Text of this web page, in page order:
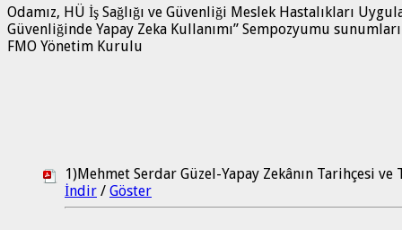
Odamız, HÜ İş Sağlığı ve Güvenliği Meslek Hastalıkları
Güvenliğinde Yapay Zeka Kullanımı” Sempozyumu
FMO Yönetim Kurulu
1)Mehmet Serdar Güzel-Yapay Zekânın Tarihçesi
İndir / Göster